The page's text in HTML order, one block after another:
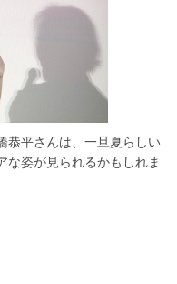
恭平さんは、一旦夏らしい
な姿が見られるかもしれま